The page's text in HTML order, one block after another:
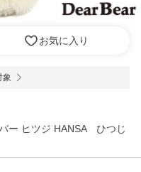
お気に入り
象
ー ヒツジ HANSA ひつじ